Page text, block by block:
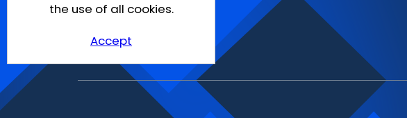
the use of all cookies.
Accept